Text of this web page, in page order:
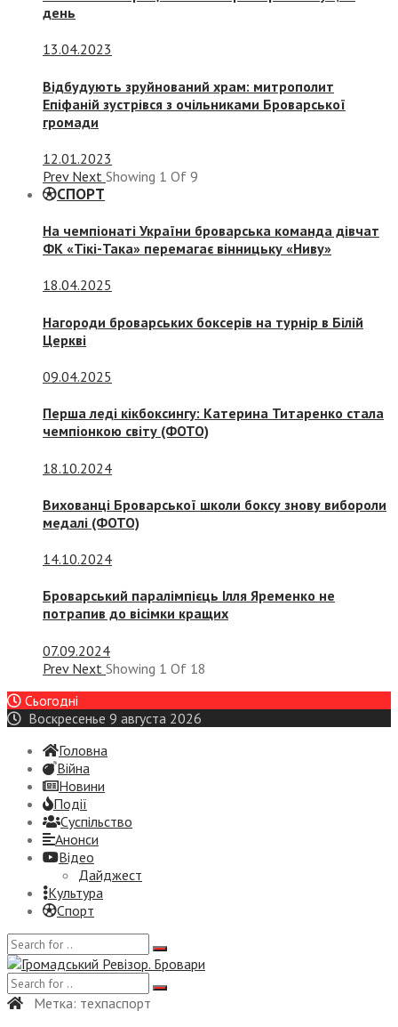
день
13.04.2023
Відбудують зруйнований храм: митрополит
Епіфаній зустрівся з очільниками Броварської
громади
12.01.2023
Prev Next Showing 1 Of 9
СПОРТ
На чемпіонаті України броварська команда дівчат
ФК «Тікі-Така» перемагає вінницьку «Ниву»
18.04.2025
Нагороди броварських боксерів на турнір в Білій
Церкві
09.04.2025
Перша леді кікбоксингу: Катерина Титаренко стала
чемпіонкою світу (ФОТО)
18.10.2024
Вихованці Броварської школи боксу знову вибороли
медалі (ФОТО)
14.10.2024
Броварський паралімпієць Ілля Яременко не
потрапив до вісімки кращих
07.09.2024
Prev Next Showing 1 Of 18
Сьогодні
Воскресенье 9 августа 2026
Головна
Війна
Новини
Події
Суспiльство
Анонси
Відео
Дайджест
Культура
Спорт
Метка: техпаспорт